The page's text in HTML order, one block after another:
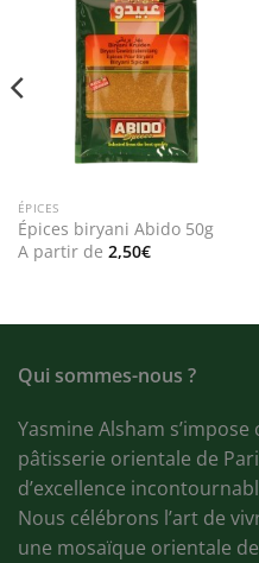
Add to
wishlist
ÉPICES
Épices biryani Abido 50g
A partir de 2,50€
Qui sommes-nous ?
Yasmine Alsham
pâtisserie orientale de
d’excellence
Nous célébrons l’art de
une mosaïque orientale